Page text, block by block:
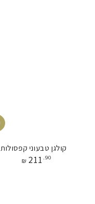
קולגן טבעוני קפסולות
מחיר
₪ 211 .90